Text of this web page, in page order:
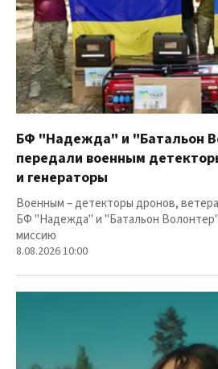
БФ "Надежда" и "Батальон
передали военным
и генераторы
Военным – детекторы дронов,
БФ "Надежда" и "Батальон
миссию
8.08.2026 10:00